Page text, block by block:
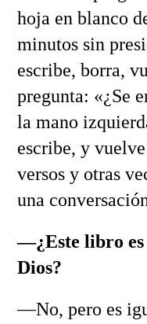
hoja en blanco
minutos sin
escribe, borra,
pregunta: «¿Se
la mano
escribe, y
versos y otras
una
—¿Este libro es
Dios?
—No, pero es